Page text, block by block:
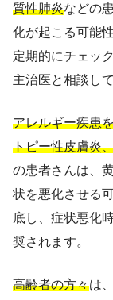
質性肺炎などの
化が起こる可能
定期的にチェッ
主治医と相談し
アレルギー疾患
トピー性皮膚炎
の患者さんは、
状を悪化させる
底し、症状悪化
奨されます。
高齢者の方々は